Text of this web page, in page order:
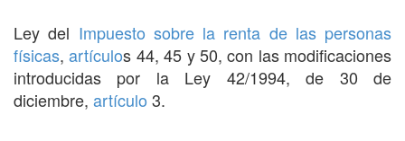
Ley del Impuesto sobre la renta de las personas
físicas,artículos 44, 45 y 50, con las modificaciones
introducidas por la Ley 42/1994, de 30 de
diciembre, artículo 3.